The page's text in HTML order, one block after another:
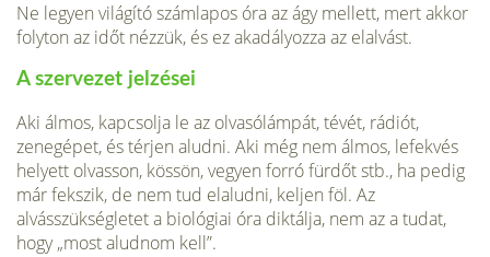
Ne legyen világító számlapos óra az ágy mellett, mert akkor
folyton az időt nézzük, és ez akadályozza az elalvást.
A szervezet jelzései
Aki álmos, kapcsolja le az olvasólámpát, tévét, rádiót,
zenegépet, és térjen aludni. Aki még nem álmos, lefekvés
helyett olvasson, kössön, vegyen forró fürdőt stb., ha pedig
már fekszik, de nem tud elaludni, keljen föl. Az
alvásszükségletet a biológiai óra diktálja, nem az a tudat,
hogy „most aludnom kell”.